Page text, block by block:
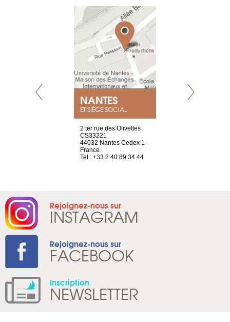
NANTES
ET SIÈGE SOCIAL
2 ter rue des Olivettes
CS33221
44032 Nantes Cedex 1
France
Tel : +33 2 40 89 34 44
Rejoignez-nous sur
INSTAGRAM
Rejoignez-nous sur
FACEBOOK
Inscription
NEWSLETTER